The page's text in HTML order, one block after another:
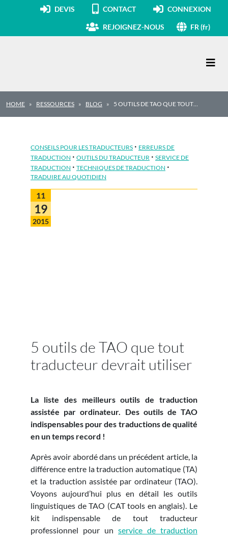
DEVIS CONTACT CONNEXION
REJOIGNEZ-NOUS FR (fr)
HOME RESSOURCES BLOG 5 OUTILS DE TAO QUE TOUT…
CONSEILS POUR LES TRADUCTEURS · ERREURS DE
TRADUCTION · OUTILS DU TRADUCTEUR · SERVICE DE
TRADUCTION · TECHNIQUES DE TRADUCTION ·
TRADUIRE AU QUOTIDIEN
11
19
2015
5 outils de TAO que tout
traducteur devrait utiliser
La liste des meilleurs outils de traduction
assistée par ordinateur. Des outils de TAO
indispensables pour des traductions de qualité
en un temps record !
Après avoir abordé dans un précédent article, la
différence entre la traduction automatique (TA)
et la traduction assistée par ordinateur (TAO).
Voyons aujourd’hui plus en détail les outils
linguistiques de TAO (CAT tools en anglais). Le
kit indispensable de tout traducteur
professionnel pour un service de traduction